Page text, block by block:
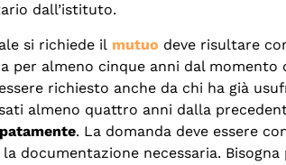
dall’istituto.
si richiede il mutuo deve risultare
per almeno cinque anni dal momento
richiesto anche da chi ha già
almeno quattro anni dalla
. La domanda deve essere
documentazione necessaria. Bisogna